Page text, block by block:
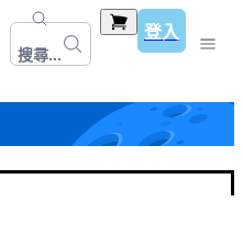
搜尋...
登入